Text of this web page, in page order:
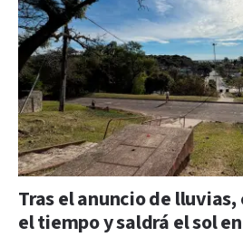
Tras el anuncio de
el tiempo y saldrá el sol